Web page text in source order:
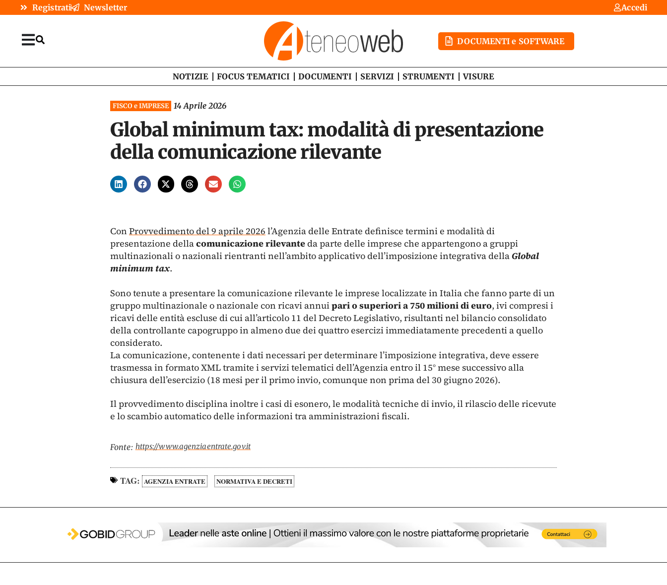
Registrati Newsletter Accedi
DOCUMENTI e SOFTWARE
NOTIZIE FOCUS TEMATICI DOCUMENTI SERVIZI STRUMENTI VISURE
FISCO e IMPRESE 14 Aprile 2026
Global minimum tax: modalità di presentazione
della comunicazione rilevante
Con Provvedimento del 9 aprile 2026 l’Agenzia delle Entrate definisce termini e modalità di
presentazione dellacomunicazione rilevanteda parte delle imprese che appartengono a gruppi
multinazionali o nazionali rientranti nell’ambito applicativo dell’imposizione integrativa dellaGlobal
minimum tax.
Sono tenute a presentare la comunicazione rilevante le imprese localizzate in Italia che fanno parte di un
gruppo multinazionale o nazionale con ricavi annuipari o superiori a 750 milioni di euro, ivi compresi i
ricavi delle entità escluse di cui all’articolo 11 del Decreto Legislativo, risultanti nel bilancio consolidato
della controllante capogruppo in almeno due dei quattro esercizi immediatamente precedenti a quello
considerato.
La comunicazione, contenente i dati necessari per determinare l’imposizione integrativa, deve essere
trasmessa in formato XML tramite i servizi telematici dell’Agenzia entro il 15° mese successivo alla
chiusura dell’esercizio (18 mesi per il primo invio, comunque non prima del 30 giugno 2026).
Il provvedimento disciplina inoltre i casi di esonero, le modalità tecniche di invio, il rilascio delle ricevute
e lo scambio automatico delle informazioni tra amministrazioni fiscali.
Fonte: https://www.agenziaentrate.gov.it
TAG: AGENZIA ENTRATE NORMATIVA E DECRETI